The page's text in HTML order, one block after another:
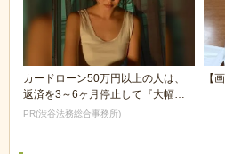
カードローン50万円以上の人は、
返済を3～6ヶ月停止して『大幅に
減額してから返済...
PR(渋谷法務総合事務所)
【